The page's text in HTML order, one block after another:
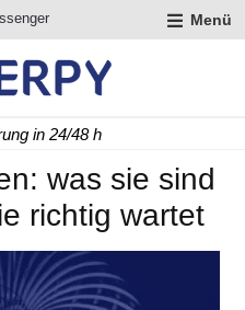
Menü
in 24/48 h
was sie sind
richtig wartet